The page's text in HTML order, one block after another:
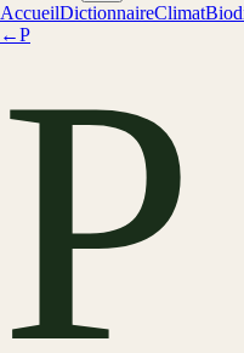
AccueilDictionnaireClimat
←P
P